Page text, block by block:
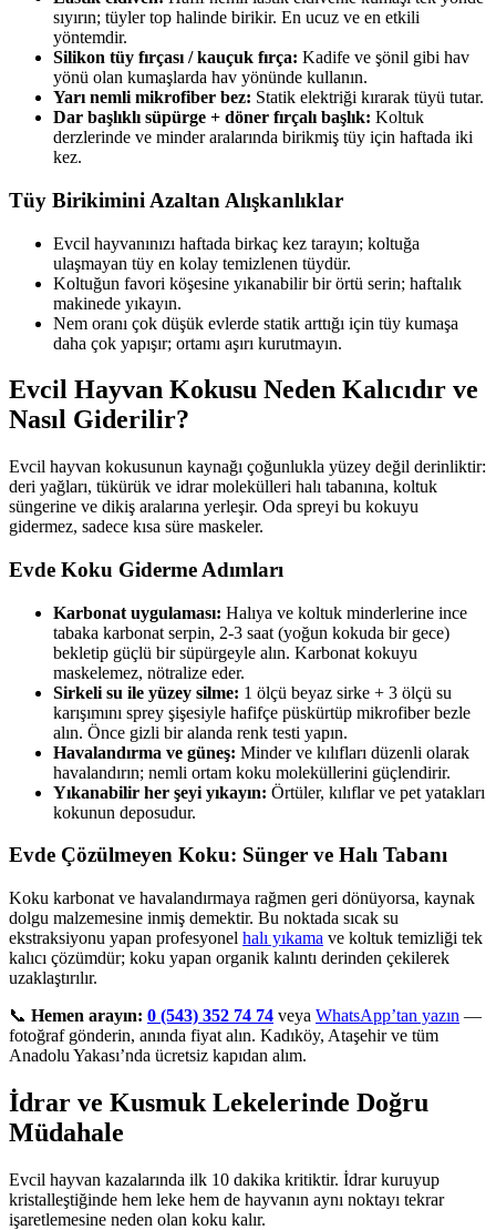
sıyırın; tüyler top halinde birikir. En ucuz ve en etkili
yöntemdir.
Silikon tüy fırçası / kauçuk fırça: Kadife ve şönil gibi hav
yönü olan kumaşlarda hav yönünde kullanın.
Yarı nemli mikrofiber bez: Statik elektriği kırarak tüyü tutar.
Dar başlıklı süpürge + döner fırçalı başlık: Koltuk
derzlerinde ve minder aralarında birikmiş tüy için haftada iki
kez.
Tüy Birikimini Azaltan Alışkanlıklar
Evcil hayvanınızı haftada birkaç kez tarayın; koltuğa
ulaşmayan tüy en kolay temizlenen tüydür.
Koltuğun favori köşesine yıkanabilir bir örtü serin; haftalık
makinede yıkayın.
Nem oranı çok düşük evlerde statik arttığı için tüy kumaşa
daha çok yapışır; ortamı aşırı kurutmayın.
Evcil Hayvan Kokusu Neden Kalıcıdır ve
Nasıl Giderilir?
Evcil hayvan kokusunun kaynağı çoğunlukla yüzey değil derinliktir:
deri yağları, tükürük ve idrar molekülleri halı tabanına, koltuk
süngerine ve dikiş aralarına yerleşir. Oda spreyi bu kokuyu
gidermez, sadece kısa süre maskeler.
Evde Koku Giderme Adımları
Karbonat uygulaması: Halıya ve koltuk minderlerine ince
tabaka karbonat serpin, 2-3 saat (yoğun kokuda bir gece)
bekletip güçlü bir süpürgeyle alın. Karbonat kokuyu
maskelemez, nötralize eder.
Sirkeli su ile yüzey silme: 1 ölçü beyaz sirke + 3 ölçü su
karışımını sprey şişesiyle hafifçe püskürtüp mikrofiber bezle
alın. Önce gizli bir alanda renk testi yapın.
Havalandırma ve güneş: Minder ve kılıfları düzenli olarak
havalandırın; nemli ortam koku moleküllerini güçlendirir.
Yıkanabilir her şeyi yıkayın: Örtüler, kılıflar ve pet yatakları
kokunun deposudur.
Evde Çözülmeyen Koku: Sünger ve Halı Tabanı
Koku karbonat ve havalandırmaya rağmen geri dönüyorsa, kaynak
dolgu malzemesine inmiş demektir. Bu noktada sıcak su
ekstraksiyonu yapan profesyonel halı yıkama ve koltuk temizliği tek
kalıcı çözümdür; koku yapan organik kalıntı derinden çekilerek
uzaklaştırılır.
📞 Hemen arayın: 0 (543) 352 74 74 veya WhatsApp’tan yazın —
fotoğraf gönderin, anında fiyat alın. Kadıköy, Ataşehir ve tüm
Anadolu Yakası’nda ücretsiz kapıdan alım.
İdrar ve Kusmuk Lekelerinde Doğru
Müdahale
Evcil hayvan kazalarında ilk 10 dakika kritiktir. İdrar kuruyup
kristalleştiğinde hem leke hem de hayvanın aynı noktayı tekrar
işaretlemesine neden olan koku kalır.